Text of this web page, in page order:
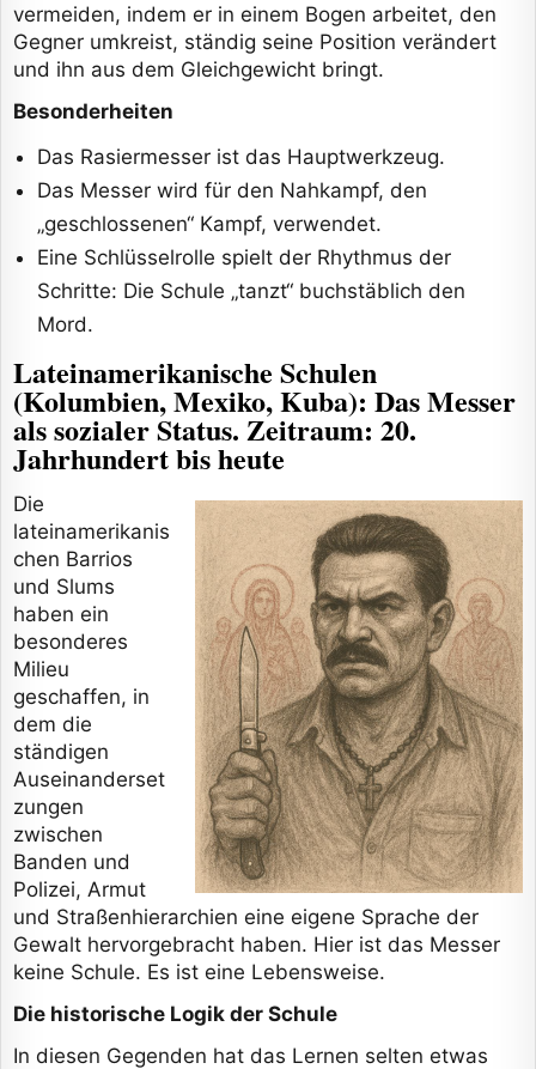
vermeiden, indem er in einem Bogen arbeitet, den
Gegner umkreist, ständig seine Position verändert
und ihn aus dem Gleichgewicht bringt.
Besonderheiten
Das Rasiermesser ist das Hauptwerkzeug.
Das Messer wird für den Nahkampf, den
„geschlossenen“ Kampf, verwendet.
Eine Schlüsselrolle spielt der Rhythmus der
Schritte: Die Schule „tanzt“ buchstäblich den
Mord.
Lateinamerikanische Schulen
(Kolumbien, Mexiko, Kuba): Das Messer
als sozialer Status. Zeitraum: 20.
Jahrhundert bis heute
Die
lateinamerikanis
chen Barrios
und Slums
haben ein
besonderes
Milieu
geschaffen, in
dem die
ständigen
Auseinanderset
zungen
zwischen
Banden und
Polizei, Armut
und Straßenhierarchien eine eigene Sprache der
Gewalt hervorgebracht haben. Hier ist das Messer
keine Schule. Es ist eine Lebensweise.
Die historische Logik der Schule
In diesen Gegenden hat das Lernen selten etwas